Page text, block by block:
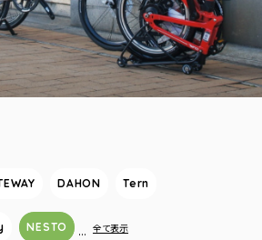
DAHON Tern
NESTO … 全て表示